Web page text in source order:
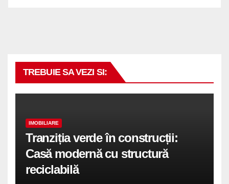
TREBUIE SA VEZI SI:
IMOBILIARE
Tranziția verde în construcții:
Casă modernă cu structură
reciclabilă